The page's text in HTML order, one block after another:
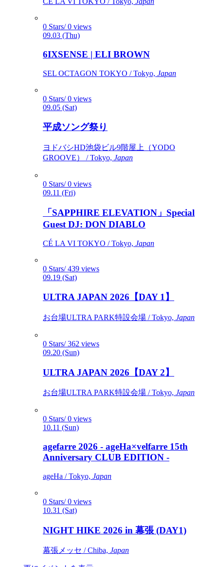
0 Stars/ 0 views
09.03 (Thu)
6IXSENSE | ELI BROWN
SEL OCTAGON TOKYO / Tokyo, Japan
0 Stars/ 0 views
09.05 (Sat)
平成ソング祭り
ヨドバシHD池袋ビル9階屋上（YODO
GROOVE） / Tokyo, Japan
0 Stars/ 0 views
09.11 (Fri)
「SAPPHIRE ELEVATION」Special
Guest DJ: DON DIABLO
CÉ LA VI TOKYO / Tokyo, Japan
0 Stars/ 439 views
09.19 (Sat)
ULTRA JAPAN 2026【DAY 1】
お台場ULTRA PARK特設会場 / Tokyo, Japan
0 Stars/ 362 views
09.20 (Sun)
ULTRA JAPAN 2026【DAY 2】
お台場ULTRA PARK特設会場 / Tokyo, Japan
0 Stars/ 0 views
10.11 (Sun)
agefarre 2026 - ageHa×velfarre 15th
Anniversary CLUB EDITION -
ageHa / Tokyo, Japan
0 Stars/ 0 views
10.31 (Sat)
NIGHT HIKE 2026 in 幕張 (DAY1)
幕張メッセ / Chiba, Japan